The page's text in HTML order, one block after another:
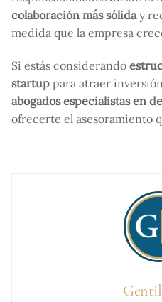
colaboración más sóliday
medida que la empresa
Si estás considerando
startup para atraer
abogados especialistas en
ofrecerte el asesoramiento